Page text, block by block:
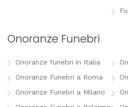
Onoranze Funebri
Onoranze funebri in Italia
Onoranze Funebri a Roma
Onoranze Funebri a Milano